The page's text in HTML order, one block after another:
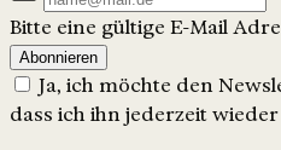
Bitte eine gültige E-Mail
Abonnieren
Ja, ich möchte den
dass ich ihn jederzeit